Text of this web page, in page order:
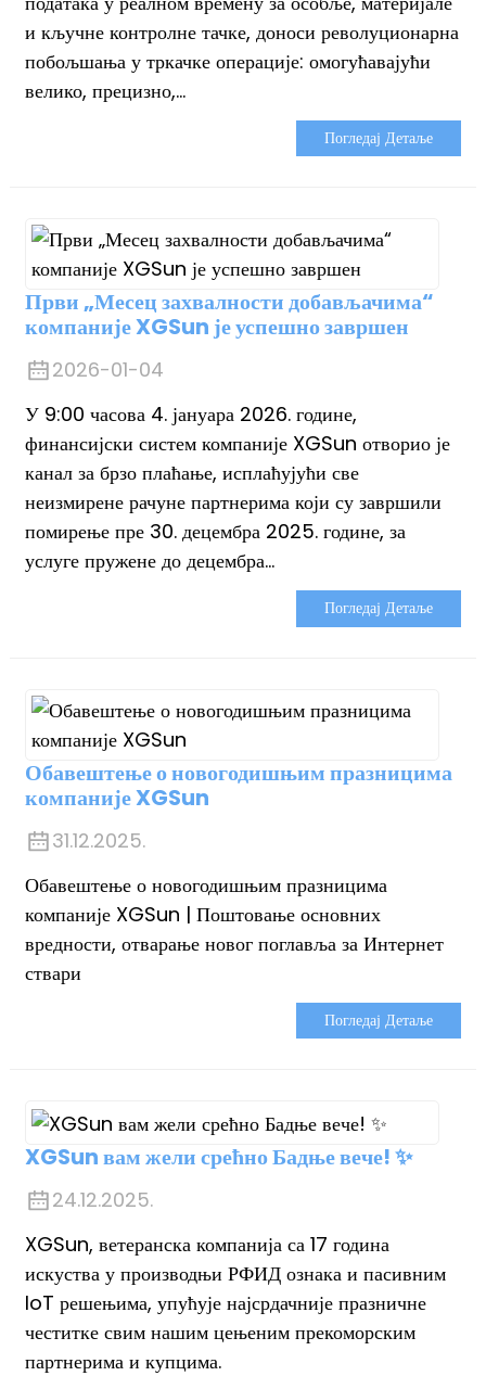
и кључне контролне тачке, доноси револуционарна
побољшања у тркачке операције: омогућавајући
велико, прецизно,...
Погледај Детаље
Први „Месец захвалности добављачима“
компаније XGSun је успешно завршен
2026-01-04
У 9:00 часова 4. јануара 2026. године,
финансијски систем компаније XGSun отворио је
канал за брзо плаћање, исплаћујући све
неизмирене рачуне партнерима који су завршили
помирење пре 30. децембра 2025. године, за
услуге пружене до децембра...
Погледај Детаље
Обавештење о новогодишњим празницима
компаније XGSun
31.12.2025.
Обавештење о новогодишњим празницима
компаније XGSun | Поштовање основних
вредности, отварање новог поглавља за Интернет
ствари
Погледај Детаље
XGSun вам жели срећно Бадње вече! ✨
24.12.2025.
XGSun, ветеранска компанија са 17 година
искуства у производњи РФИД ознака и пасивним
IoT решењима, упућује најсрдачније празничне
честитке свим нашим цењеним прекоморским
партнерима и купцима.